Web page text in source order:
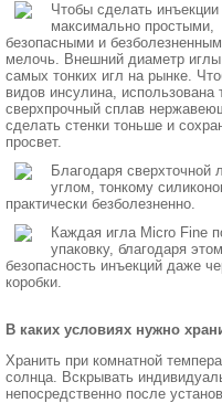
Чтобы сделать инъекции
максимально простыми,
безопасными и
мелочь. Внешний диаметр
самых тонких игл на рынке.
видов инсулина, использована
сверхпрочный сплав
сделать стенки тоньше и
просвет.
Благодаря сверхточной
углом, тонкому
практически безболезненно.
Каждая игла Micro Fine
упаковку, благодаря
безопасность инъекций даже
коробки.
В каких условиях нужно
Хранить при комнатной
солнца. Вскрывать
непосредственно после